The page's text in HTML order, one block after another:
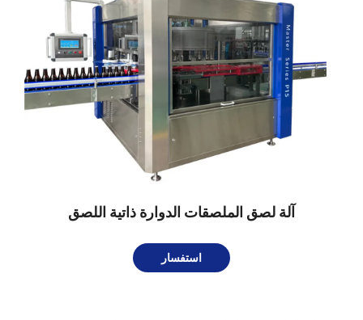
آلة لصق الملصقات الدوارة ذاتية اللصق
استفسار